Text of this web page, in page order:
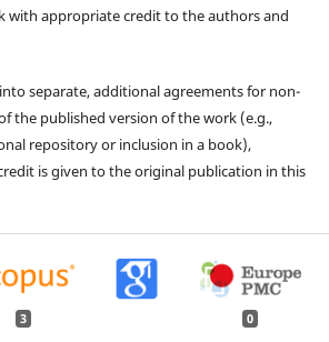
with appropriate credit to the authors and
separate, additional agreements for non-
the published version of the work (e.g.,
repository or inclusion in a book),
is given to the original publication in this
3 0